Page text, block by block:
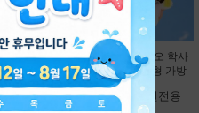
9800 산리오 학사
모 봉제인형 가방
티 [B2-083173]
도매회원전용
9800 산리오 학사
모 봉제인형 가방
고리 13cm-마이멜
로디 [B2-083180]
도매회원전용